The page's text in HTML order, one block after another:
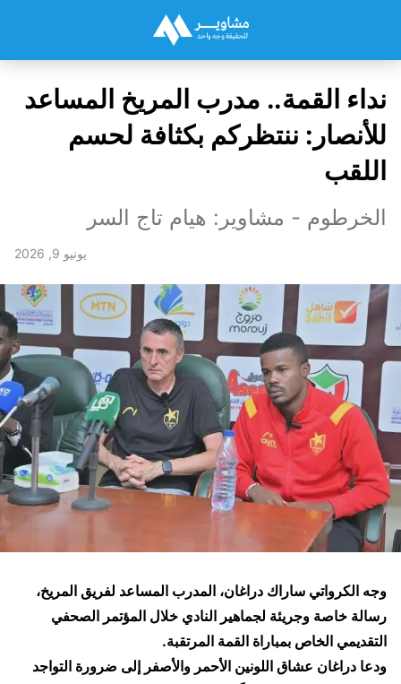
نداء القمة.. مدرب المريخ المساعد
للأنصار: ننتظركم بكثافة لحسم
اللقب
الخرطوم - مشاوير: هيام تاج السر
يونيو 9, 2026
وجه الكرواتي ساراك دراغان، المدرب المساعد لفريق المريخ،
رسالة خاصة وجريئة لجماهير النادي خلال المؤتمر الصحفي
التقديمي الخاص بمباراة القمة المرتقبة.
ودعا دراغان عشاق اللونين الأحمر والأصفر إلى ضرورة التواجد